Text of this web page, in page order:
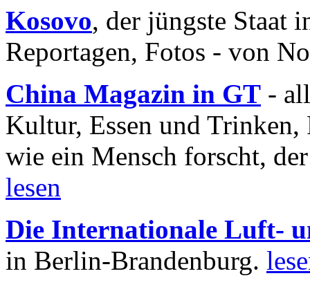
Kosovo, der jüngste Staat
Reportagen, Fotos - von
China Magazin in GT -
Kultur, Essen und
wie ein Mensch forscht,
lesen
Die Internationale Luft-
in Berlin-Brandenburg.